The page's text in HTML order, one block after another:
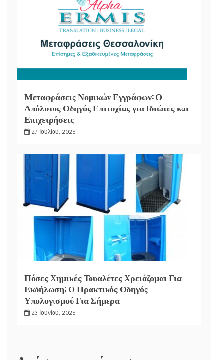
Μεταφράσεις Νομικών Εγγράφων: Ο
Απόλυτος Οδηγός Επιτυχίας για Ιδιώτες και
Επιχειρήσεις
27 Ιουλίου, 2026
Πόσες Χημικές Τουαλέτες Χρειάζομαι Για
Εκδήλωση; Ο Πρακτικός Οδηγός
Υπολογισμού Για Σήμερα
23 Ιουνίου, 2026